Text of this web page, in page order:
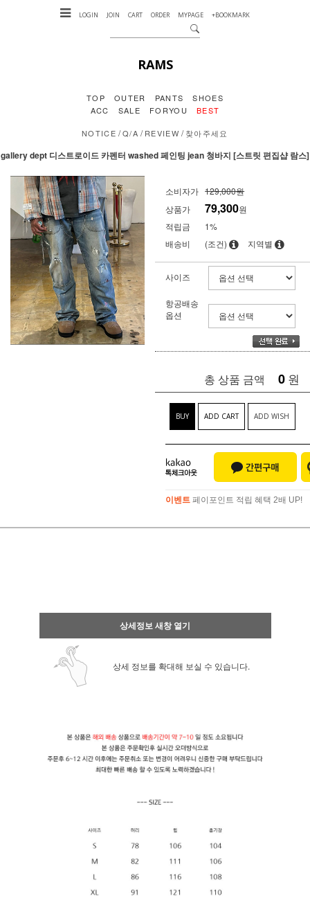
LOGIN JOIN CART ORDER MYPAGE +BOOKMARK
RAMS
TOP OUTER PANTS
SHOES
ACC
SALE FORYOU BEST
NOTICE /Q/A /REVIEW /찾아주세요
gallery dept 디스트로이드 카펜터 washed 페인팅 jean 청바지 [스트릿 편집샵 람스]
소비자가 129,000원
상품가
79,300원
적립금
1%
배송비
(조건) 지역별
사이즈
항공배송
옵션
총 상품 금액 0 원
BUY ADD CART ADD WISH
이벤트 페이포인트 적립 혜택 2배 UP!
상세정보 새창 열기
상세 정보를 확대해 보실 수 있습니다.